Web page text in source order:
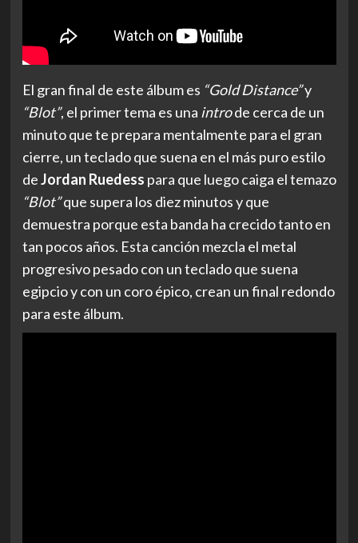
El gran final de este álbum es “Gold Distance”y
“Blot”, el primer tema es una introde cerca de un
minuto que te prepara mentalmente para el gran
cierre, un teclado que suena en el más puro estilo
deJordan Ruedess para que luego caiga el temazo
“Blot”que supera los diez minutos y que
demuestra porque esta banda ha crecido tanto en
tan pocos años. Esta canción mezcla el metal
progresivo pesado con un teclado que suena
egipcio y con un coro épico, crean un final redondo
para este álbum.